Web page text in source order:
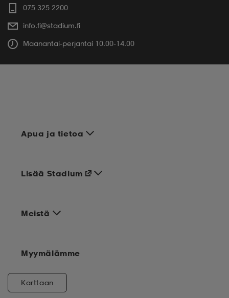
075 325 2200
info.fi@stadium.fi
Maanantai-perjantai 10.00-14.00
Apua ja tietoa
Meistä
Lisää Stadium
Myymälämme
Karttaan